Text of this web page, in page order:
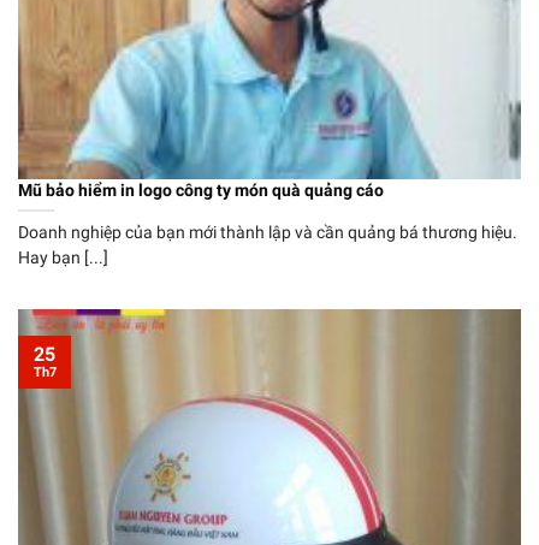
Mũ bảo hiểm in logo công ty món quà quảng cáo
Doanh nghiệp của bạn mới thành lập và cần quảng bá thương hiệu.
Hay bạn [...]
25
Th7